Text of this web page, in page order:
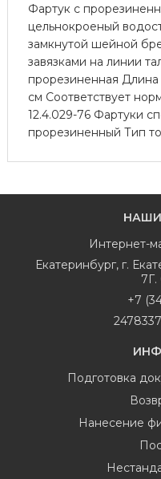
Фартук с
цельнокроеный
замкнутой шейной
завязками на линии
прорезиненная
см Соответствует
12.4.029-76 Фартуки
прорезиненный Тип
Интернет-
Екатеринбург, г.
+7
Подготовка
Нанесение